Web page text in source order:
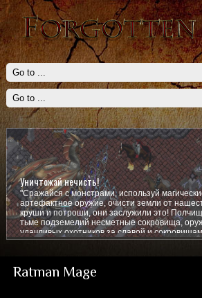
Уничтожай нечисть!
"Сражайся с монстрами, используй
артефактное оружие, очисти земли от
круши и потроши, они заслужили это!
тьме подземелий несметные сокровища,
удачливых охотников за славой и
покажи им кто тут главный!
Ratman Mage